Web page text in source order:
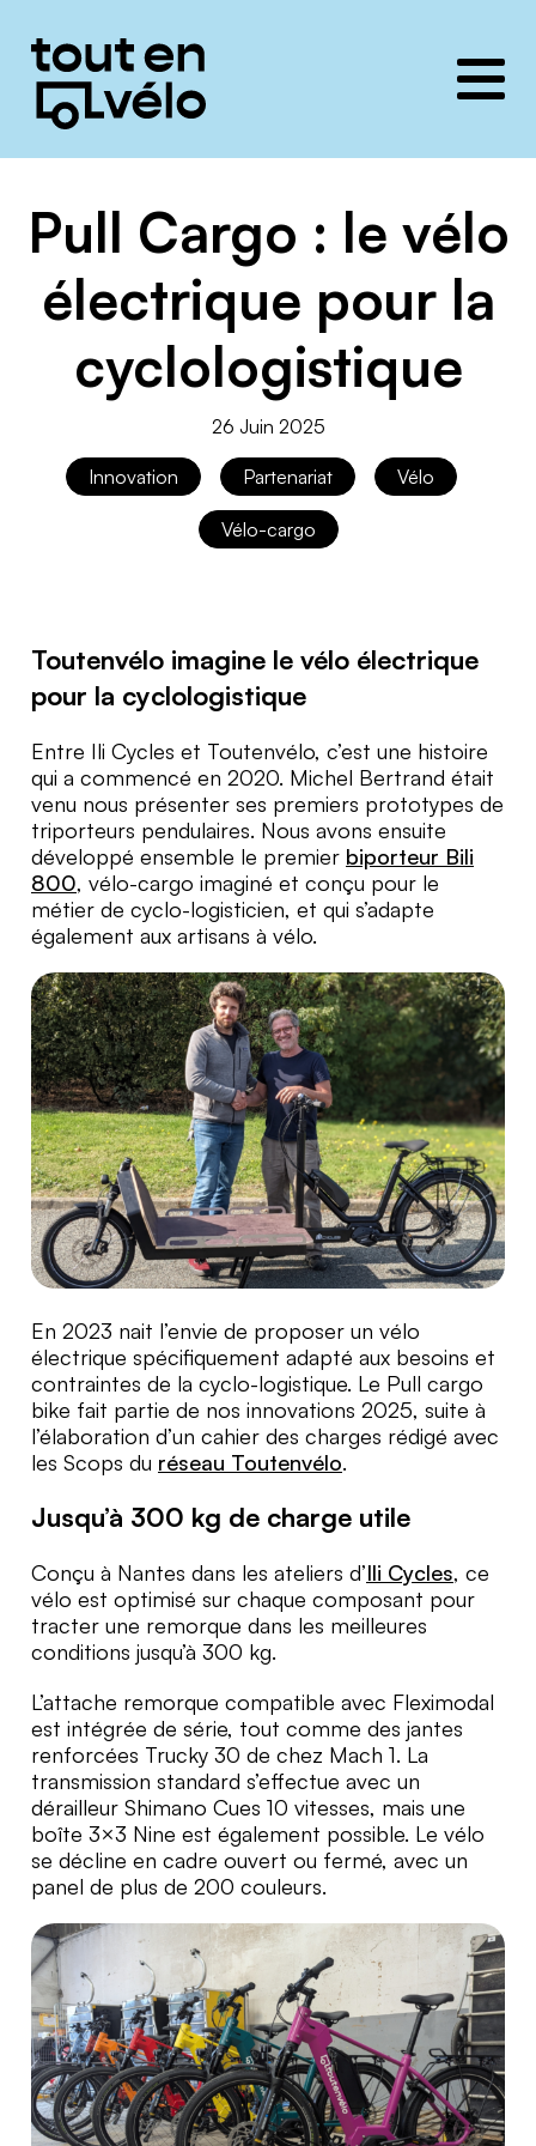
Toutenvélo
solutions
Pull Cargo : le vélo
électrique pour la
cyclologistique
26 Juin 2025
Innovation Partenariat Vélo
Vélo-cargo
Toutenvélo imagine le vélo électrique
pour la cyclologistique
Entre Ili Cycles et Toutenvélo, c’est une histoire
qui a commencé en 2020. Michel Bertrand était
venu nous présenter ses premiers prototypes de
triporteurs pendulaires. Nous avons ensuite
développé ensemble le premier biporteur Bili
800, vélo-cargo imaginé et conçu pour le
métier de cyclo-logisticien, et qui s’adapte
également aux artisans à vélo.
En 2023 nait l’envie de proposer un vélo
électrique spécifiquement adapté aux besoins et
contraintes de la cyclo-logistique. Le Pull cargo
bike fait partie de nos innovations 2025, suite à
l’élaboration d’un cahier des charges rédigé avec
les Scops du réseau Toutenvélo.
Jusqu’à 300 kg de charge utile
Conçu à Nantes dans les ateliers d’Ili Cycles, ce
vélo est optimisé sur chaque composant pour
tracter une remorque dans les meilleures
conditions jusqu’à 300 kg.
L’attache remorque compatible avec Fleximodal
est intégrée de série, tout comme des jantes
renforcées Trucky 30 de chez Mach 1. La
transmission standard s’effectue avec un
dérailleur Shimano Cues 10 vitesses, mais une
boîte 3×3 Nine est également possible. Le vélo
se décline en cadre ouvert ou fermé, avec un
panel de plus de 200 couleurs.